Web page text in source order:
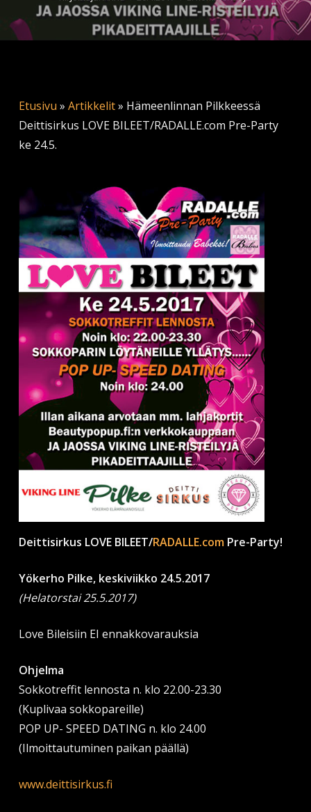
Etusivu » Artikkelit» Hämeenlinnan Pilkkeessä
Deittisirkus LOVE BILEET/RADALLE.com Pre-Party
ke 24.5.
Deittisirkus LOVE BILEET/RADALLE.comPre-Party!
Yökerho Pilke, keskiviikko 24.5.2017
(Helatorstai 25.5.2017)
Love Bileisiin EI ennakkovarauksia
Ohjelma
Sokkotreffit lennosta n. klo 22.00-23.30
(Kuplivaa sokkopareille)
POP UP- SPEED DATING n. klo 24.00
(Ilmoittautuminen paikan päällä)
www.deittisirkus.fi